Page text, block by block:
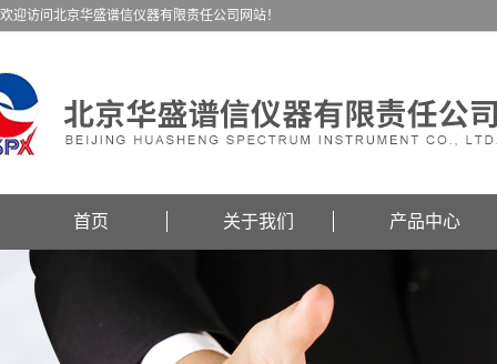
欢迎访问北京华盛谱信仪器有限责任公司网站！
首页 关于我们 产品中心